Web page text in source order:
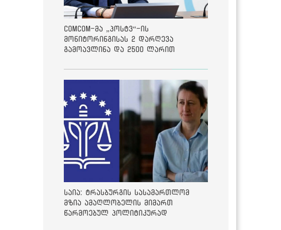
ComCom-მა „პოსტვ“-ის
მონიტორინგისას 2 დარღევა
გამოავლინა და 2500 ლარით
საია: ტრასბურგის სასამართლომ
მზია ამაღლობელის მიმართ
წარმოებულ პოლიტიკურად